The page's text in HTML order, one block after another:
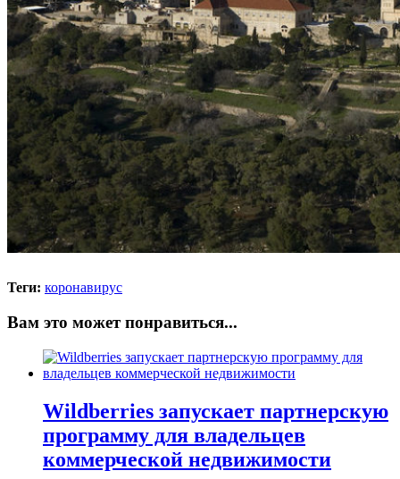
Теги: коронавирус
Вам это может понравиться...
Wildberries запускает партнерскую
программу для владельцев
коммерческой недвижимости